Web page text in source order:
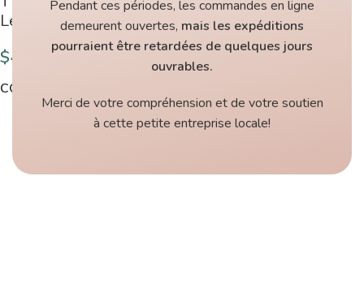
Pendant ces périodes, les commandes en ligne
demeurent ouvertes, mais les expéditions
pourraient être retardées de quelques jours
ouvrables.
Merci de votre compréhension et de votre soutien
à cette petite entreprise locale!
Legend
$43.00
COULEURS